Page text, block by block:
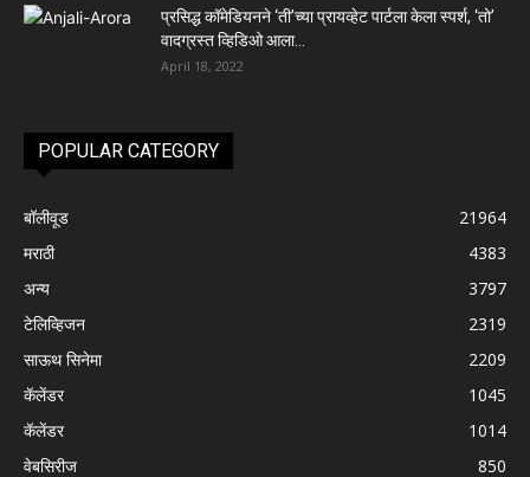
प्रसिद्ध कॉमेडियनने ‘ती’च्या प्रायव्हेट पार्टला केला स्पर्श, ‘तो’
वादग्रस्त व्हिडिओ आला...
April 18, 2022
POPULAR CATEGORY
बॉलीवूड
21964
मराठी
4383
अन्य
3797
टेलिव्हिजन
2319
साऊथ सिनेमा
2209
कॅलेंडर
1045
कॅलेंडर
1014
वेबसिरीज
850